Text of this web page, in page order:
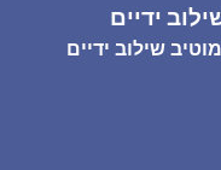
ידיים
שילוב ידיים